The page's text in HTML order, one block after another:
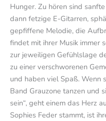
Hunger. Zu hören sind
dann fetzige E-Gitarren,
gepfiffene Melodie, die
findet mit ihrer Musik immer
zur jeweiligen Gefühlslage
zu einer verschworenen
und haben viel Spaß. Wenn
Band Grauzone tanzen und
sein“, geht einem das Herz
Sophies Feder stammt, ist